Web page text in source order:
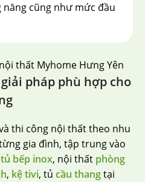
cũng như mức đầu
thất Myhome Hưng Yên
pháp phù hợp cho
thi công nội thất theo nhu
gia đình, tập trung vào
tủ bếp inox, nội thất phòng
, kệ tivi, tủ cầu thangtại